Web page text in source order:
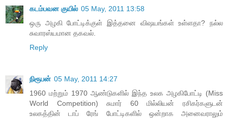
கடம்பவன குயில் 05 May, 2011 13:58
ஒரு அழகி போட்டிக்குள் இத்தனை விஷயங்கள் உள்ளதா? நல்ல
சுவாரஸ்யமான தகவல்.
Reply
நிரூபன் 05 May, 2011 14:27
1960 மற்றும் 1970 ஆண்டுகளில் இந்த உலக அழகிபோட்டி (Miss
World Competition) சுமார் 60 மில்லியன் ரசிகர்களுடன்
உலகத்தின் டாப் ரேங் போட்டிகளில் ஒன்றாக அனைவராலும்